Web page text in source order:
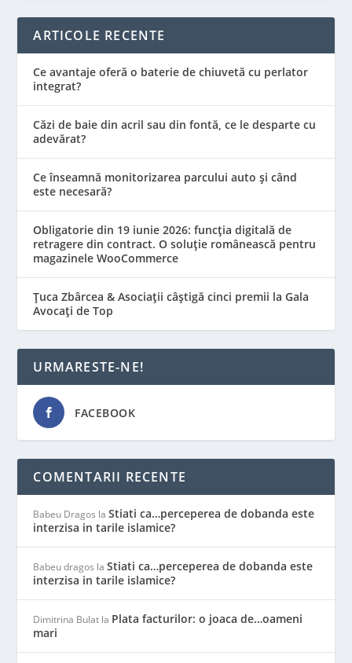
ARTICOLE RECENTE
Ce avantaje oferă o baterie de chiuvetă cu perlator
integrat?
Căzi de baie din acril sau din fontă, ce le desparte cu
adevărat?
Ce înseamnă monitorizarea parcului auto și când
este necesară?
Obligatorie din 19 iunie 2026: funcția digitală de
retragere din contract. O soluție românească pentru
magazinele WooCommerce
Țuca Zbârcea & Asociații câștigă cinci premii la Gala
Avocați de Top
URMARESTE-NE!
FACEBOOK
COMENTARII RECENTE
Babeu Dragos laStiati ca…perceperea de dobanda este
interzisa in tarile islamice?
Babeu dragos laStiati ca…perceperea de dobanda este
interzisa in tarile islamice?
Dimitrina Bulat la Plata facturilor: o joaca de…oameni
mari